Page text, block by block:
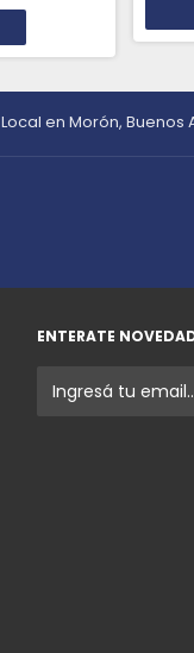
Local en Morón, Buenos
ENTERATE